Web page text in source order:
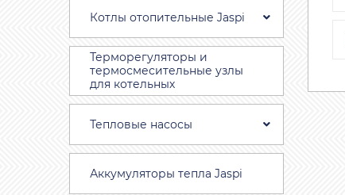
Котлы отопительные Jaspi
Терморегуляторы и
термосмесительные узлы
для котельных
Тепловые насосы
Аккумуляторы тепла Jaspi